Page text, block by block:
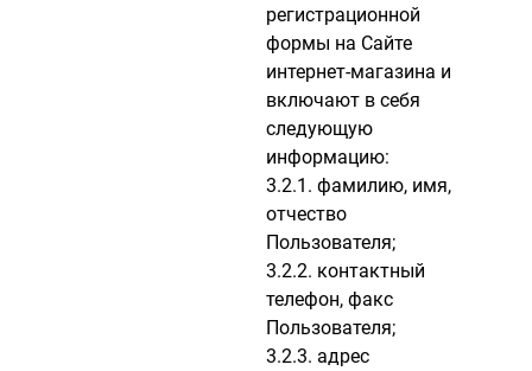
регистрационной
формы на Сайте
интернет-магазина и
включают в себя
следующую
информацию:
3.2.1. фамилию, имя,
отчество
Пользователя;
3.2.2. контактный
телефон, факс
Пользователя;
3.2.3. адрес